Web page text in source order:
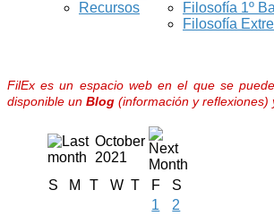
Recursos
Filosofía 1º
Filosofía
FilEx es un espacio web en el que se
disponible un Blog (información y reflexiones)
October
2021
S
M T W T F
S
1
2